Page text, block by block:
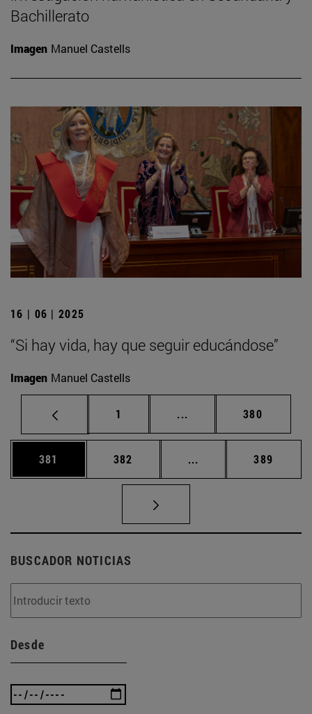
Bachillerato
Imagen Manuel Castells
16 | 06 | 2025
“Si hay vida, hay que seguir educándose”
Imagen Manuel Castells
Página
1 ... Páginas intermedias
Página
380
Página
381 Página
382 ... Páginas intermedias
Página
389
BUSCADOR NOTICIAS
Desde